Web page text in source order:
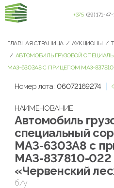
+375 (29) 171-47-
ГЛАВНАЯ СТРАНИЦА АУКЦИОНЫ
АВТОМОБИЛЬ ГРУЗОВОЙ
МАЗ-6303А8 С ПРИЦЕПОМ МАЗ-
Номер лота: 06072169274
НАИМЕНОВАНИЕ
Автомобиль
специальный
МАЗ-6303А8 с
МАЗ-837810-022
«Червенский
б/у